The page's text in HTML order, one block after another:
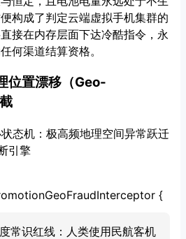
构成了判定云端虚拟手机集群的
接在内存层面下达冷酷指令，永
何渠道结算资格。
位置漂移（Geo-
态机：极高频地理空间异常跃迁
引擎
{
识红线：人类使用民航客机